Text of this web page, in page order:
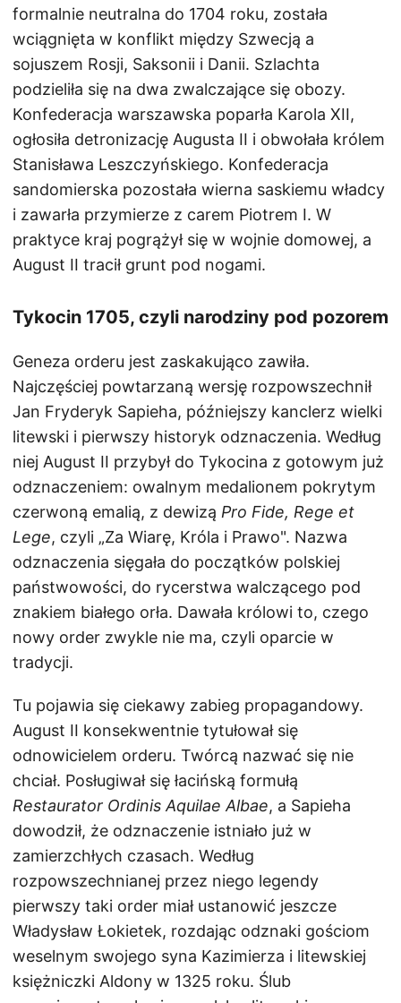
formalnie neutralna do 1704 roku, została
wciągnięta w konflikt między Szwecją a
sojuszem Rosji, Saksonii i Danii. Szlachta
podzieliła się na dwa zwalczające się obozy.
Konfederacja warszawska poparła Karola XII,
ogłosiła detronizację Augusta II i obwołała królem
Stanisława Leszczyńskiego. Konfederacja
sandomierska pozostała wierna saskiemu władcy
i zawarła przymierze z carem Piotrem I. W
praktyce kraj pogrążył się w wojnie domowej, a
August II tracił grunt pod nogami.
Tykocin 1705, czyli narodziny pod pozorem
Geneza orderu jest zaskakująco zawiła.
Najczęściej powtarzaną wersję rozpowszechnił
Jan Fryderyk Sapieha, późniejszy kanclerz wielki
litewski i pierwszy historyk odznaczenia. Według
niej August II przybył do Tykocina z gotowym już
odznaczeniem: owalnym medalionem pokrytym
czerwoną emalią, z dewizą Pro Fide, Rege et
Lege, czyli „Za Wiarę, Króla i Prawo". Nazwa
odznaczenia sięgała do początków polskiej
państwowości, do rycerstwa walczącego pod
znakiem białego orła. Dawała królowi to, czego
nowy order zwykle nie ma, czyli oparcie w
tradycji.
Tu pojawia się ciekawy zabieg propagandowy.
August II konsekwentnie tytułował się
odnowicielem orderu. Twórcą nazwać się nie
chciał. Posługiwał się łacińską formułą
Restaurator Ordinis Aquilae Albae, a Sapieha
dowodził, że odznaczenie istniało już w
zamierzchłych czasach. Według
rozpowszechnianej przez niego legendy
pierwszy taki order miał ustanowić jeszcze
Władysław Łokietek, rozdając odznaki gościom
weselnym swojego syna Kazimierza i litewskiej
księżniczki Aldony w 1325 roku. Ślub